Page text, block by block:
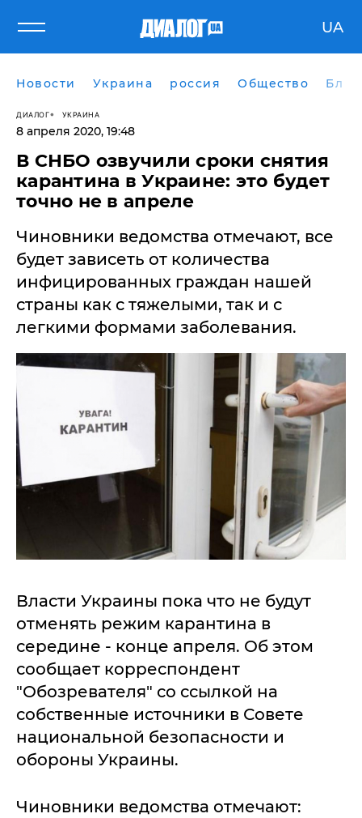
UA
Новости Украина россия Общество
ДИАЛОГ УКРАИНА
8 апреля 2020, 19:48
В СНБО озвучили сроки снятия
карантина в Украине: это будет
точно не в апреле
Чиновники ведомства отмечают, все
будет зависеть от количества
инфицированных граждан нашей
страны как с тяжелыми, так и с
легкими формами заболевания.
Власти Украины пока что не будут
отменять режим карантина в
середине - конце апреля. Об этом
сообщает корреспондент
"Обозревателя" со ссылкой на
собственные источники в Совете
национальной безопасности и
обороны Украины.
Чиновники ведомства отмечают: